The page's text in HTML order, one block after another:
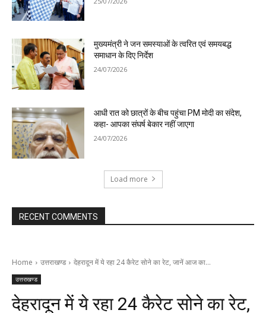
मुख्यमंत्री ने जन समस्याओं के त्वरित एवं समयबद्ध
समाधान के दिए निर्देश
24/07/2026
आधी रात को छात्रों के बीच पहुंचा PM मोदी का संदेश,
कहा- आपका संघर्ष बेकार नहीं जाएगा
24/07/2026
Load more
RECENT COMMENTS